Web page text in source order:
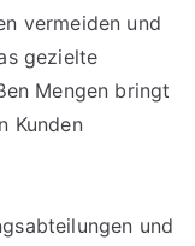
vermeiden und
gezielte
Mengen bringt
Kunden
und